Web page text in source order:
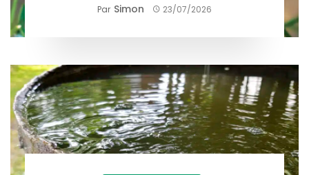
Par Simon 23/07/2026